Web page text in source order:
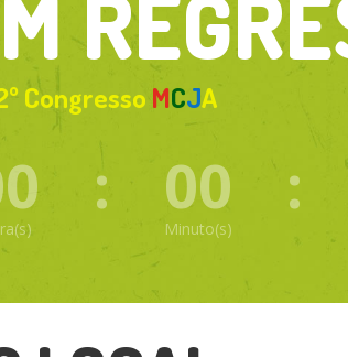
Congresso MCJA
: 00
Minuto(s)
: